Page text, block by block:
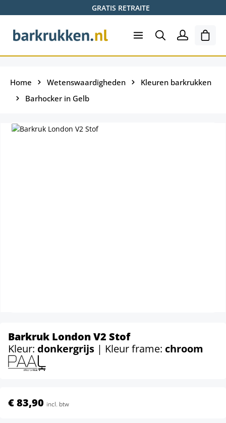
GRATIS RETRAITE
Home Wetenswaardigheden
Kleuren barkrukken
Barhocker in Gelb
Barkruk London V2 Stof
Kleur: donkergrijs | Kleur frame: chroom
€ 83,90 incl. btw